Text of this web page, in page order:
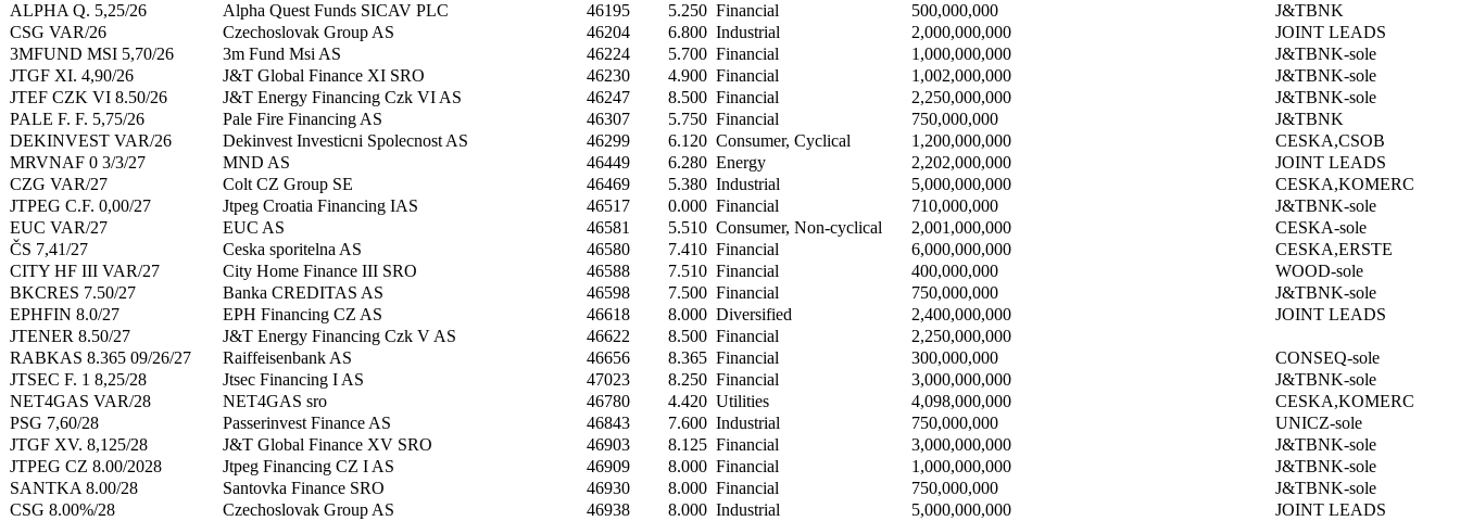
ALPHA Q. 5,25/26
Alpha Quest Funds SICAV PLC 46195 5.250 Financial 500,000,000
J&TBNK
CSG VAR/26
Czechoslovak Group AS 46204 6.800 Industrial 2,000,000,000
JOINT LEADS
3MFUND MSI 5,70/26
3m Fund Msi AS 46224 5.700 Financial 1,000,000,000
J&TBNK-sole
JTGF XI. 4,90/26
J&T Global Finance XI SRO 46230 4.900 Financial 1,002,000,000
J&TBNK-sole
JTEF CZK VI 8.50/26
J&T Energy Financing Czk VI AS 46247 8.500 Financial 2,250,000,000
J&TBNK-sole
PALE F. F. 5,75/26
Pale Fire Financing AS 46307 5.750 Financial 750,000,000
J&TBNK
DEKINVEST VAR/26
Dekinvest Investicni Spolecnost AS 46299 6.120 Consumer, Cyclical 1,200,000,000
CESKA,CSOB
MRVNAF 0 3/3/27
MND AS 46449 6.280 Energy 2,202,000,000
JOINT LEADS
CZG VAR/27
Colt CZ Group SE 46469 5.380 Industrial 5,000,000,000
CESKA,KOMERC
JTPEG C.F. 0,00/27
Jtpeg Croatia Financing IAS 46517 0.000 Financial 710,000,000
J&TBNK-sole
EUC VAR/27
EUC AS 46581 5.510 Consumer, Non-cyclical 2,001,000,000
CESKA-sole
ČS 7,41/27
Ceska sporitelna AS 46580 7.410 Financial 6,000,000,000
CESKA,ERSTE
CITY HF III VAR/27
City Home Finance III SRO 46588 7.510 Financial 400,000,000
WOOD-sole
BKCRES 7.50/27
Banka CREDITAS AS 46598 7.500 Financial 750,000,000
J&TBNK-sole
EPHFIN 8.0/27
EPH Financing CZ AS 46618 8.000 Diversified 2,400,000,000
JOINT LEADS
JTENER 8.50/27
J&T Energy Financing Czk V AS 46622 8.500 Financial
2,250,000,000
RABKAS 8.365 09/26/27
Raiffeisenbank AS 46656 8.365 Financial 300,000,000
CONSEQ-sole
JTSEC F. 1 8,25/28
Jtsec Financing I AS 47023 8.250 Financial 3,000,000,000
J&TBNK-sole
NET4GAS VAR/28
NET4GAS sro 46780 4.420 Utilities 4,098,000,000
CESKA,KOMERC
PSG 7,60/28
Passerinvest Finance AS 46843 7.600 Industrial 750,000,000
UNICZ-sole
JTGF XV. 8,125/28
J&T Global Finance XV SRO 46903 8.125 Financial 3,000,000,000
J&TBNK-sole
JTPEG CZ 8.00/2028
Jtpeg Financing CZ I AS 46909 8.000 Financial 1,000,000,000
J&TBNK-sole
SANTKA 8.00/28
Santovka Finance SRO 46930 8.000 Financial 750,000,000
J&TBNK-sole
CSG 8.00%/28
Czechoslovak Group AS 46938 8.000 Industrial 5,000,000,000
JOINT LEADS